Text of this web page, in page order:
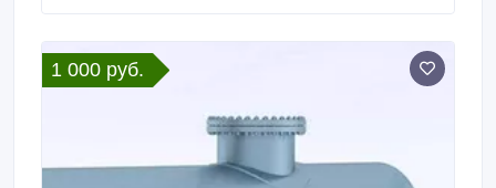
калиброванный 30ХГСА 5, 5 мм, остаток: 0, 4 т,
цена: 385000 руб.
1 000 руб.